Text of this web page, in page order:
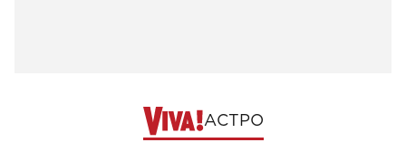
АСТРО